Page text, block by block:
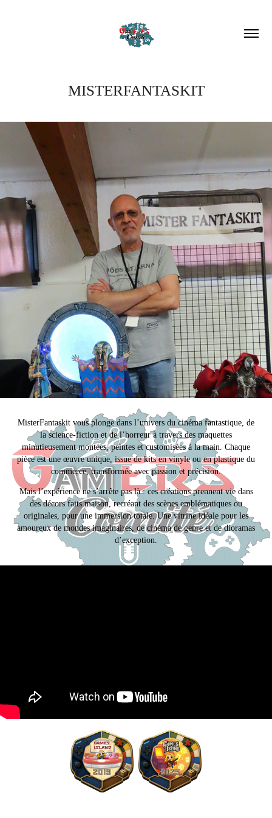
MISTERFANTASKIT
MisterFantaskit vous plonge dans l’univers du cinéma fantastique, de
la science-fiction et de l’horreur à travers des maquettes
minutieusement montées, peintes et customisées à la main. Chaque
pièce est une œuvre unique, issue de kits en vinyle ou en plastique du
commerce, transformée avec passion et précision.
Mais l’expérience ne s’arrête pas là : ces créations prennent vie dans
des décors faits maison, recréant des scènes emblématiques ou
originales, pour une immersion totale. Une vitrine idéale pour les
amoureux de mondes imaginaires, de cinéma de genre et de dioramas
d’exception.